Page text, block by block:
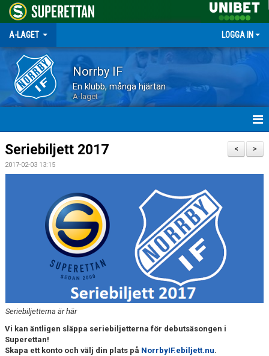
A-LAGET LOGGA IN
Norrby IF
En klubb, många hjärtan
A-laget
HEM
NYHETER
BILDER 2025
TABELL ETTAN SÖDRA 2025
>
<
Seriebiljett 2017
2017-02-03 13:15
Seriebiljetterna är här
Vi kan äntligen släppa seriebiljetterna för debutsäsongen i
Superettan!
Skapa ett konto och välj din plats på NorrbyIF.ebiljett.nu.